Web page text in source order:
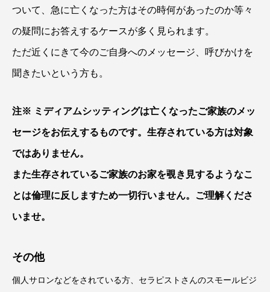
ついて、急に亡くなった方はその時何があったのか等々
の疑問にお答えするケースが多く見られます。
ただ近くにきて今のご自身へのメッセージ、呼びかけを
聞きたいという方も。
注※ ミディアムシッティングは亡くなったご家族のメッ
セージをお伝えするものです。生存されている方は対象
ではありません。
また生存されているご家族のお家を覗き見するようなこ
とは倫理に反しますため一切行いません。ご理解くださ
いませ。
その他
個人サロンなどをされている方、セラピストさんのスモールビジ